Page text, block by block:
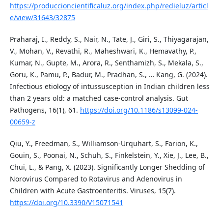
https://produccioncientificaluz.org/index.php/redieluz/articl
e/view/31643/32875
Praharaj, I., Reddy, S., Nair, N., Tate, J., Giri, S., Thiyagarajan,
V., Mohan, V., Revathi, R., Maheshwari, K., Hemavathy, P.,
Kumar, N., Gupte, M., Arora, R., Senthamizh, S., Mekala, S.,
Goru, K., Pamu, P., Badur, M., Pradhan, S., … Kang, G. (2024).
Infectious etiology of intussusception in Indian children less
than 2 years old: a matched case-control analysis. Gut
Pathogens, 16(1), 61. https://doi.org/10.1186/s13099-024-
00659-z
Qiu, Y., Freedman, S., Williamson-Urquhart, S., Farion, K.,
Gouin, S., Poonai, N., Schuh, S., Finkelstein, Y., Xie, J., Lee, B.,
Chui, L., & Pang, X. (2023). Significantly Longer Shedding of
Norovirus Compared to Rotavirus and Adenovirus in
Children with Acute Gastroenteritis. Viruses, 15(7).
https://doi.org/10.3390/V15071541